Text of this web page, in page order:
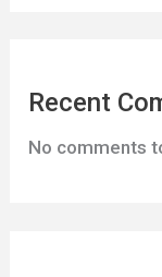
Recent
No comments